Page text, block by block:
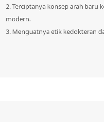
2. Terciptanya konsep arah baru
modern.
3. Menguatnya etik kedokteran